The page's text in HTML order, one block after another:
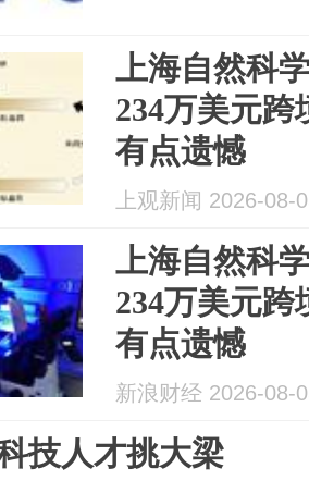
上海自然科
234万美元
有点遗憾
上观新闻 2026-08-
上海自然科
234万美元
有点遗憾
新浪财经 2026-08-
技人才挑大梁